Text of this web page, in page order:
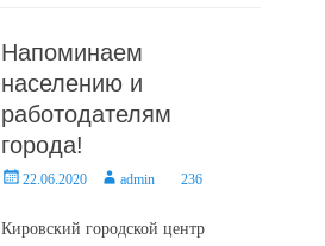
Напоминаем
населению и
работодателям
города!
Posted22.06.2020 Authoradmin 236
Кировский городской центр